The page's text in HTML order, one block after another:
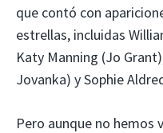
que contó con
estrellas, incluidas
Katy Manning (Jo
Jovanka) y Sophie
Pero aunque no hemos